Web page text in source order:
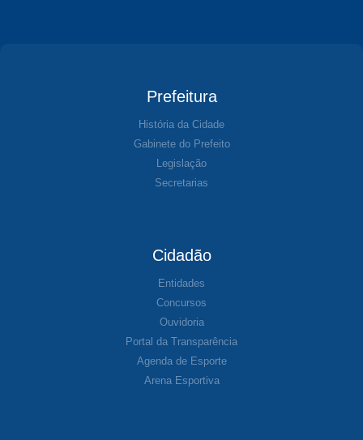
Prefeitura
História da Cidade
Gabinete do Prefeito
Legislação
Secretarias
Cidadão
Entidades
Concursos
Ouvidoria
Portal da Transparência
Agenda de Esporte
Arena Esportiva